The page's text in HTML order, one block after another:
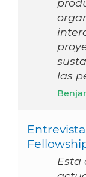
las
Esta